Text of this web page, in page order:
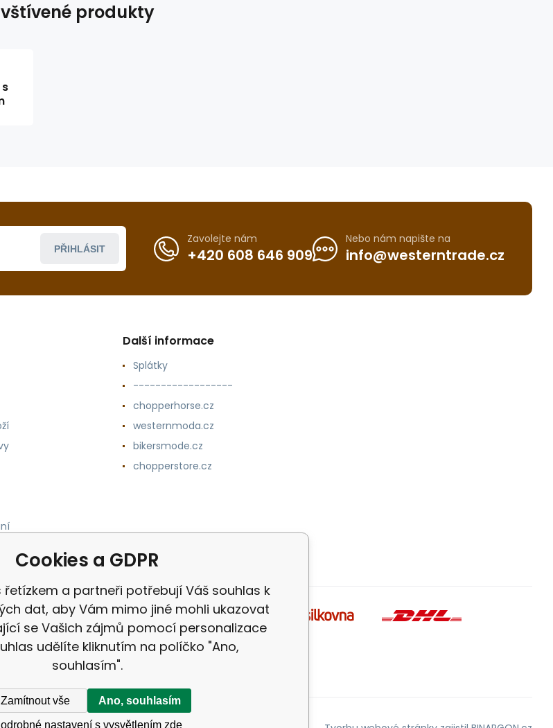
produkty
PŘIHLÁSIT
Zavolejte nám
+420 608 646 909
Nebo nám napište na
info@westerntrade.cz
Další informace
Splátky
------------------
chopperhorse.cz
westernmoda.cz
bikersmode.cz
chopperstore.cz
Cookies a GDPR
a partneři potřebují Váš souhlas k
dat, aby Vám mimo jiné mohli ukazovat
se Vašich zájmů pomocí personalizace
udělíte kliknutím na políčko "Ano,
souhlasím".
Zamítnout vše Ano, souhlasím
nastavení s vysvětlením zde